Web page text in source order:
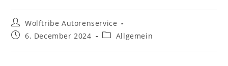
Wolftribe Autorenservice
6. December 2024
Allgemein